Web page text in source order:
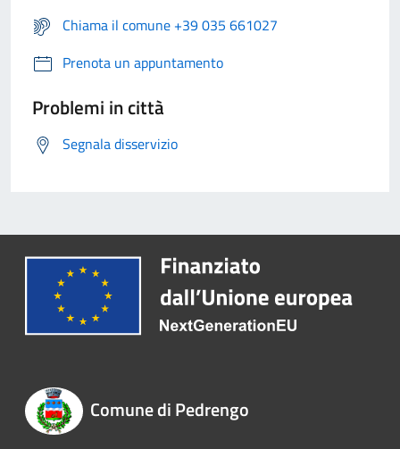
Chiama il comune +39 035 661027
Prenota un appuntamento
Problemi in città
Segnala disservizio
Comune di Pedrengo